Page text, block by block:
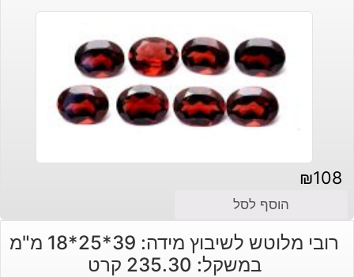
₪108
הוסף לסל
רובי מלוטש לשיבוץ מידה: 39*25*18 מ"מ
במשקל: 235.30 קרט